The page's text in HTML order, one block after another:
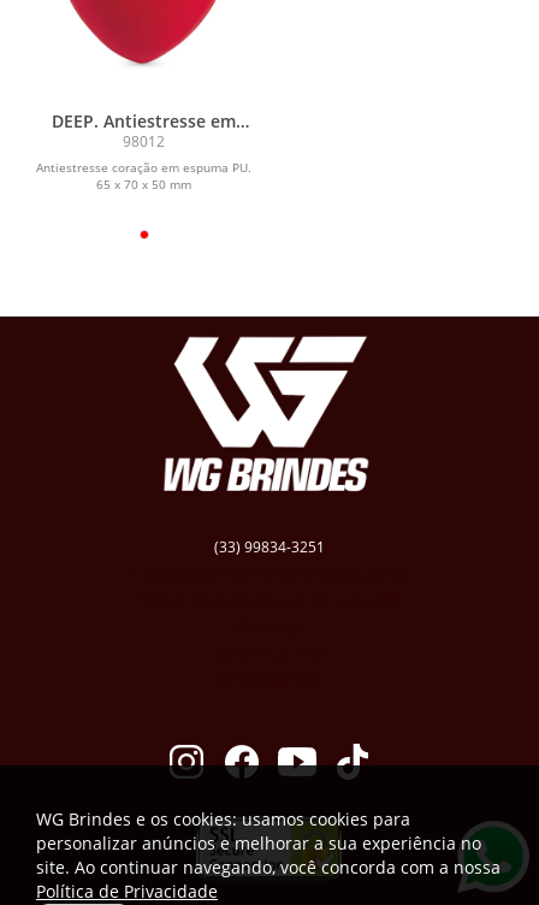
DEEP. Antiestresse em
espuma PU
98012
Antiestresse coração em espuma PU.
65 x 70 x 50 mm
(33) 99834-3251
WG Brindes e os cookies: usamos cookies para
personalizar anúncios e melhorar a sua experiência no
site. Ao continuar navegando, você concorda com a nossa
Política de Privacidade